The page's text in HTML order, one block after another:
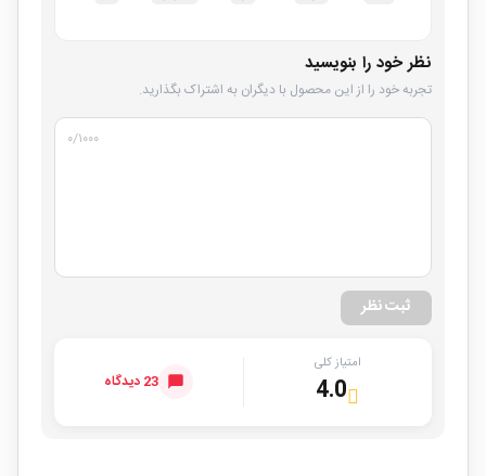
نظر خود را بنویسید
تجربه خود را از این محصول با دیگران به اشتراک بگذارید.
۰/۱۰۰۰
ثبت نظر
امتیاز کلی
4.0 23 دیدگاه